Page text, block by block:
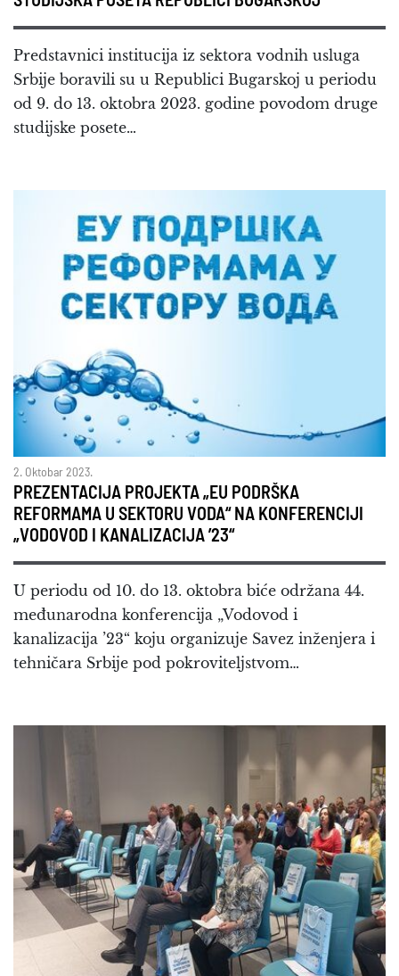
Predstavnici institucija iz sektora vodnih usluga
Srbije boravili su u Republici Bugarskoj u periodu
od 9. do 13. oktobra 2023. godine povodom druge
studijske posete…
2. Oktobar 2023.
PREZENTACIJA PROJEKTA „EU PODRŠKA
REFORMAMA U SEKTORU VODA“ NA KONFERENCIJI
„VODOVOD I KANALIZACIJA ’23“
U periodu od 10. do 13. oktobra biće održana 44.
međunarodna konferencija „Vodovod i
kanalizacija ’23“ koju organizuje Savez inženjera i
tehničara Srbije pod pokroviteljstvom…